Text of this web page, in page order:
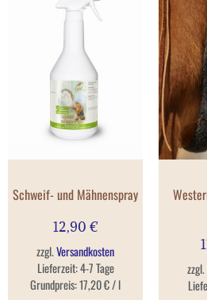
Schweif- und Mähnenspray
12,90 €
zzgl.Versandkosten
Lieferzeit:4-7 Tage
Grundpreis:17,20€/l
zzgl.